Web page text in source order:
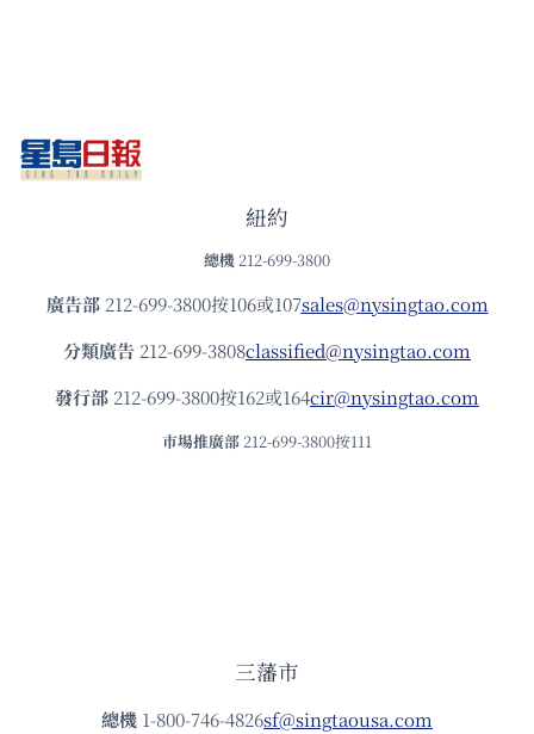
紐約
總機 212-699-3800
廣告部212-699-3800按106或107sales@nysingtao.com
分類廣告 212-699-3808classified@nysingtao.com
發⾏部 212-699-3800按162或164cir@nysingtao.com
市場推廣部 212-699-3800按111
三藩市
總機 1-800-746-4826sf@singtaousa.com